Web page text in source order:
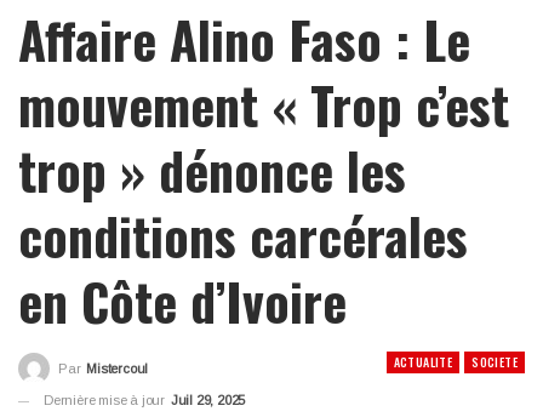
Affaire Alino Faso : Le
mouvement « Trop c’est
trop » dénonce les
conditions carcérales
en Côte d’Ivoire
ACTUALITE SOCIETE
Par Mistercoul
Dernière mise à jour Juil 29, 2025